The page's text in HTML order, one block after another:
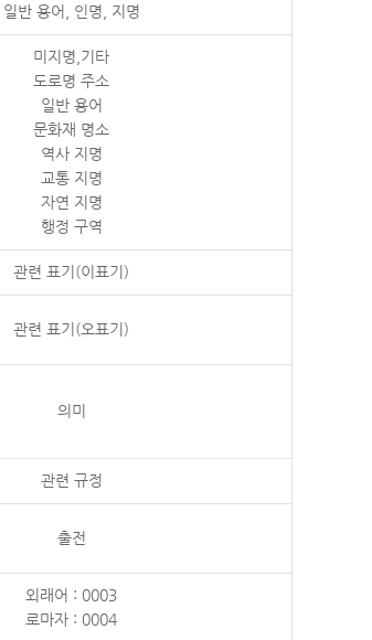
일반 용어, 인명, 지명
미지명,기타
도로명 주소
일반 용어
문화재 명소
역사 지명
교통 지명
자연 지명
행정 구역
관련 표기(이표기)
관련 표기(오표기)
의미
관련 규정
출전
외래어 : 0003
로마자 : 0004